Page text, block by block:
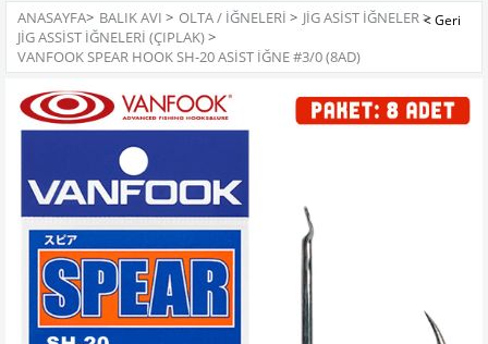
ANASAYFA> BALIK AVI > OLTA / İĞNELERI > JIG ASIST İĞNELER>
JIG ASSIST İĞNELERI (ÇIPLAK)>
VANFOOK SPEAR HOOK SH-20 ASIST İĞNE #3/0 (8AD)